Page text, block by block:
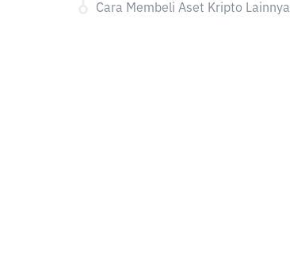
Cara Membeli Aset Kripto Lainnya